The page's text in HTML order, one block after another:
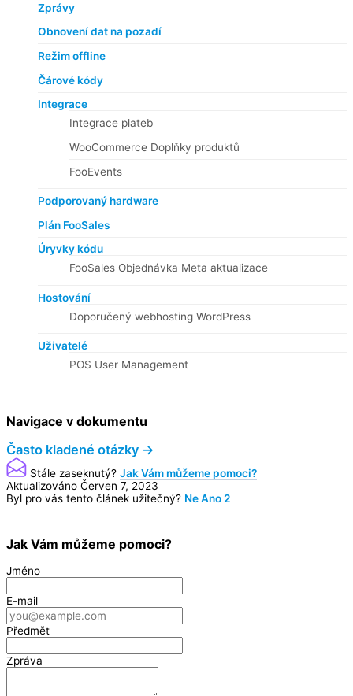
Zprávy
Obnovení dat na pozadí
Režim offline
Čárové kódy
Integrace
Integrace plateb
WooCommerce Doplňky produktů
FooEvents
Podporovaný hardware
Plán FooSales
Úryvky kódu
FooSales Objednávka Meta aktualizace
Hostování
Doporučený webhosting WordPress
Uživatelé
POS User Management
Navigace v dokumentu
Často kladené otázky →
Stále zaseknutý? Jak Vám můžeme pomoci?
Aktualizováno Červen 7, 2023
Byl pro vás tento článek užitečný? NeAno 2
Jak Vám můžeme pomoci?
Jméno
E-mail
Předmět
Zpráva